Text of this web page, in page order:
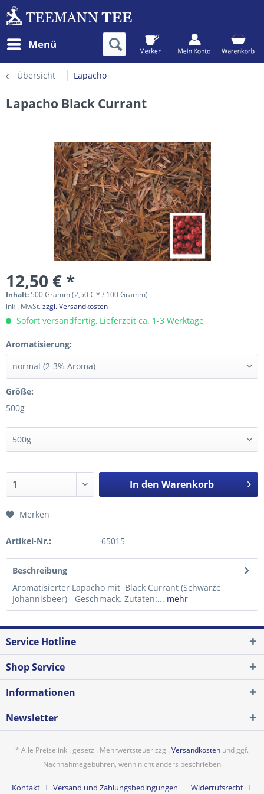
Menü
Übersicht Lapacho
Lapacho Black Currant
12,50 € *
Inhalt: 500 Gramm (2,50 € * / 100 Gramm)
inkl. MwSt.zzgl. Versandkosten
Sofort versandfertig, Lieferzeit ca. 1-3 Werktage
Aromatisierung:
Größe:
500g
In den Warenkorb
Merken
Artikel-Nr.: 65015
Beschreibung
Aromatisierter Lapacho mit Black Currant (Schwarze
Johannisbeer) - Geschmack. Zutaten:... mehr
Service Hotline
Shop Service
Informationen
Newsletter
* Alle Preise inkl. gesetzl. Mehrwertsteuer zzgl. Versandkosten und ggf.
Nachnahmegebühren, wenn nicht anders beschrieben
Kontakt Versand und Zahlungsbedingungen Widerrufsrecht